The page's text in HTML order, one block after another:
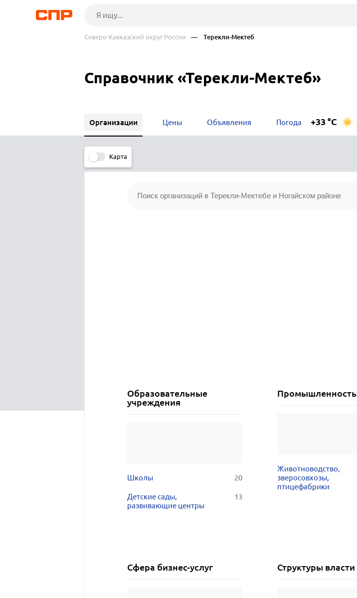
Северо-Кавказский округ России — Терекли-Мектеб
Справочник «Терекли-Мектеб»
Организации Цены Объявления Погода +33 °C
Карта
Образовательные
учреждения
Школы 20
Детские сады,
развивающие центры
13
Промышленность
Животноводство,
зверосовхозы,
птицефабрики
Сфера бизнес-услуг Структуры власти